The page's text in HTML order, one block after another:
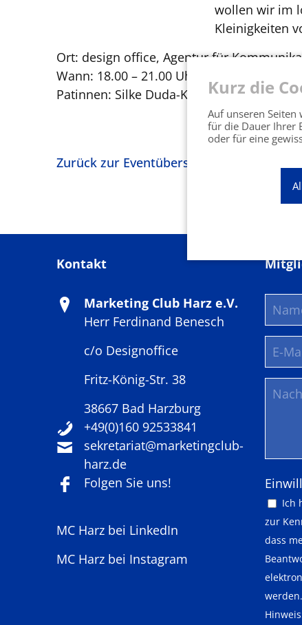
wollen wir im
Kleinigkeiten
Ort: design office, Agentur für
Wann: 18.00 – 21.00 Uhr
Patinnen: Silke Duda-Koch und Nadia
Zurück zur Eventübersicht
Kontakt
Marketing Club Harz e.V.
Herr Ferdinand Benesch
c/o Designoffice
Fritz-König-Str. 38
38667 Bad Harzburg
+49(0)160 92533841
sekretariat@marketingclub-
harz.de
Folgen Sie uns!
MC Harz bei LinkedIn
MC Harz bei Instagram
Ich
zur
dass
werden.
Kurz die
Auf unseren Seiten
für die Dauer Ihrer
oder für eine